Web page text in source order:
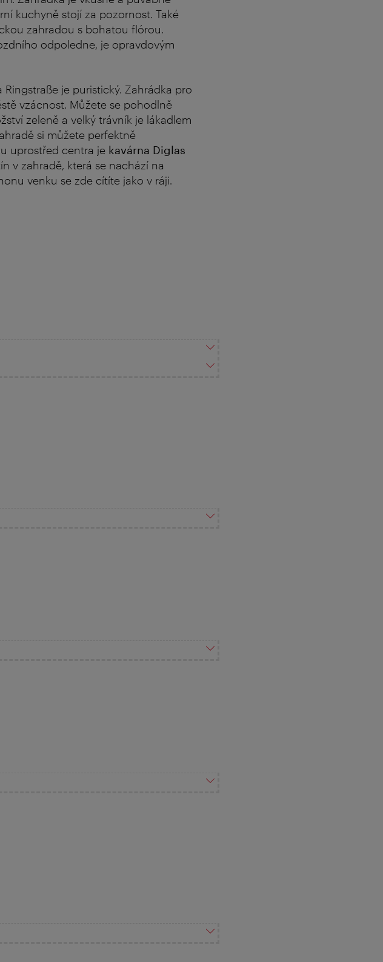
kuchyně stojí za pozornost. Také
zahradou s bohatou flórou.
odpoledne, je opravdovým
Ringstraße je puristický. Zahrádka pro
vzácnost. Můžete se pohodlně
zeleně a velký trávník je lákadlem
si můžete perfektně
uprostřed centra je kavárna Diglas
v zahradě, která se nachází na
venku se zde cítíte jako v ráji.